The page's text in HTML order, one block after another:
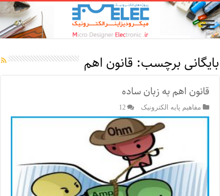
بایگانی برچسب: قانون اهم
قانون اهم به زبان ساده
مفاهیم پایه الکترونیک 12